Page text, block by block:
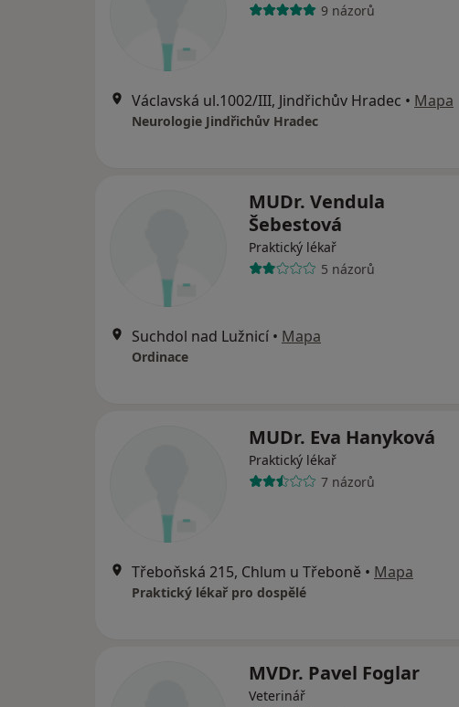
9 názorů
Václavská ul.1002/III, Jindřichův Hradec • Mapa
Neurologie Jindřichův Hradec
MUDr. Vendula
Šebestová
Praktický lékař
5 názorů
Suchdol nad Lužnicí • Mapa
Ordinace
MUDr. Eva Hanyková
Praktický lékař
7 názorů
Třeboňská 215, Chlum u Třeboně • Mapa
Praktický lékař pro dospělé
MVDr. Pavel Foglar
Veterinář